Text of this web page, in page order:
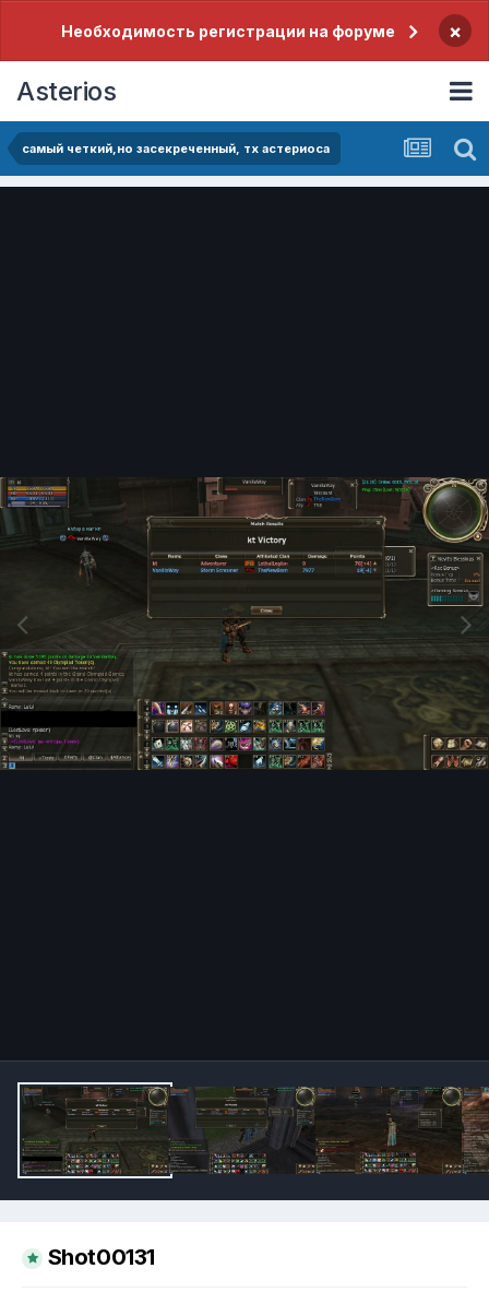
Необходимость регистрации на форуме ×
Asterios
самый четкий,но засекреченный, тх астериоса
Shot00131